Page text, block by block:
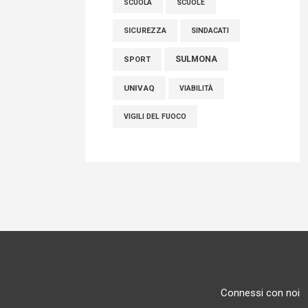
SCUOLA SCUOLE
SICUREZZA SINDACATI
SPORT SULMONA
UNIVAQ VIABILITÀ
VIGILI DEL FUOCO
Connessi con noi